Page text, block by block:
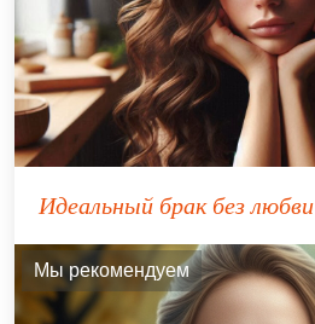
Идеальный брак без любви
Мы рекомендуем